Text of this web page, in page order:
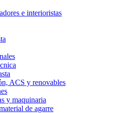
e interioristas
ACS y renovables
y maquinaria
de agarre